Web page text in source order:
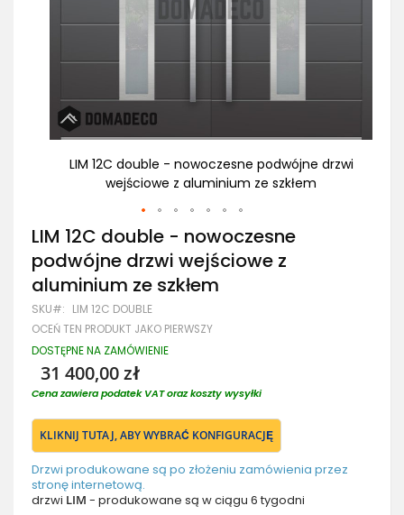
LIM 12C double - nowoczesne podwójne drzwi
wejściowe z aluminium ze szkłem
Przejdź
na
początek
galerii
LIM 12C double - nowoczesne
podwójne drzwi wejściowe z
aluminium ze szkłem
SKU LIM 12C DOUBLE
OCEŃ TEN PRODUKT JAKO PIERWSZY
DOSTĘPNE NA ZAMÓWIENIE
31 400,00 zł
Cena zawiera podatek VAT oraz koszty wysyłki
KLIKNIJ TUTAJ, ABY WYBRAĆ KONFIGURACJĘ
Drzwi produkowane są po złożeniu zamówienia przez
stronę internetową.
drzwi LIM - produkowane są w ciągu 6 tygodni